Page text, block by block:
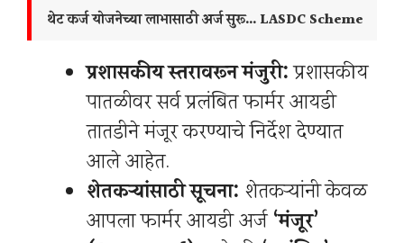
थेट कर्ज योजनेच्या लाभासाठी अर्ज सुरू… LASDC Scheme
प्रशासकीय स्तरावरून मंजुरी:प्रशासकीय
पातळीवर सर्व प्रलंबित फार्मर आयडी
तातडीने मंजूर करण्याचे निर्देश देण्यात
आले आहेत.
शेतकऱ्यांसाठी सूचना: शेतकऱ्यांनी केवळ
आपला फार्मर आयडी अर्ज‘मंजूर’